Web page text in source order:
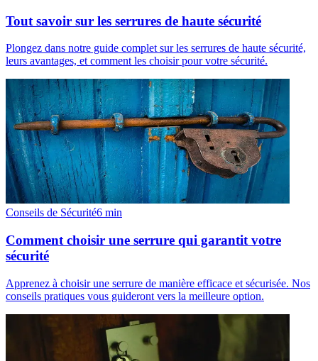
Tout savoir sur les serrures de haute sécurité
Plongez dans notre guide complet sur les serrures de haute sécurité,
leurs avantages, et comment les choisir pour votre sécurité.
Conseils de Sécurité6 min
Comment choisir une serrure qui garantit votre
sécurité
Apprenez à choisir une serrure de manière efficace et sécurisée. Nos
conseils pratiques vous guideront vers la meilleure option.